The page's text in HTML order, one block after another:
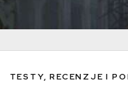
TESTY, RECENZJE I